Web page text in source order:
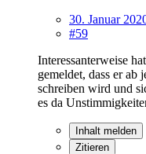
30. Januar
#59
Interessanterweise
gemeldet, dass er
schreiben wird und
es da
Inhalt melden
Zitieren